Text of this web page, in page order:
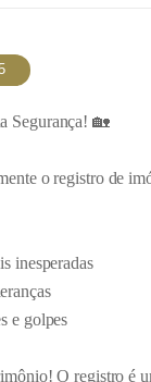
Segurança! 🏡
o registro de
inesperadas
e golpes
O registro é